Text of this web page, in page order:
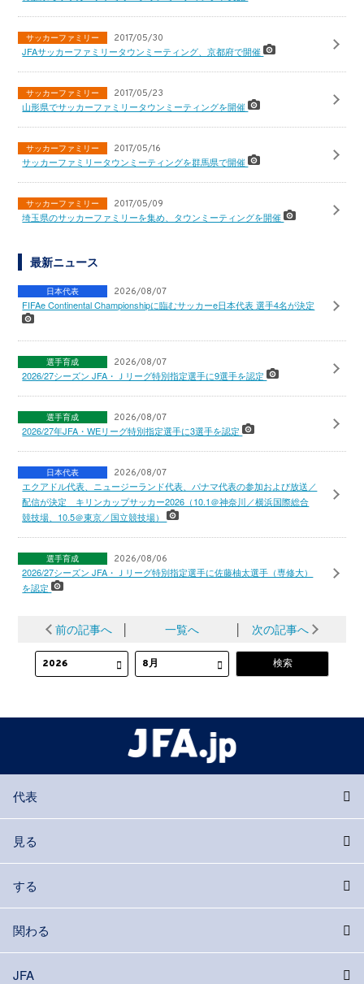
サッカーファミリー 2017/05/30
JFAサッカーファミリータウンミーティング、京都府で開催
サッカーファミリー 2017/05/23
山形県でサッカーファミリータウンミーティングを開催
サッカーファミリー 2017/05/16
サッカーファミリータウンミーティングを群馬県で開催
サッカーファミリー 2017/05/09
埼玉県のサッカーファミリーを集め、タウンミーティングを開催
最新ニュース
日本代表 2026/08/07
FIFAe Continental Championshipに臨むサッカーe日本代表 選手4名が決定
選手育成 2026/08/07
2026/27シーズン JFA・Ｊリーグ特別指定選手に9選手を認定
選手育成 2026/08/07
2026/27年JFA・WEリーグ特別指定選手に3選手を認定
日本代表 2026/08/07
エクアドル代表、ニュージーランド代表、パナマ代表の参加および放送／
配信が決定 キリンカップサッカー2026（10.1＠神奈川／横浜国際総合
競技場、10.5＠東京／国立競技場）
選手育成 2026/08/06
2026/27シーズン JFA・Ｊリーグ特別指定選手に佐藤柚太選手（専修大）
を認定
前の記事へ │ 一覧へ │ 次の記事へ
代表
見る
する
関わる
JFA